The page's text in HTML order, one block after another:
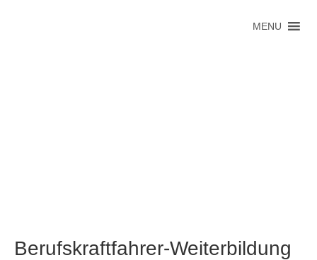
MENU
Berufskraftfahrer-Weiterbildung